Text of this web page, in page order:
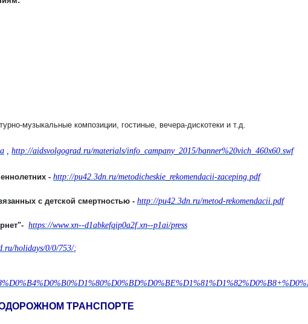
музыкальные композиции, гостиные, вечера-дискотеки и т.д.
, http://aidsvolgograd.ru/materials/info_campany_2015/banner%20vich_460x60.swf
- http://pu42.3dn.ru/metodicheskie_rekomendacii-zaceping.pdf
с детской смертностью - http://pu42.3dn.ru/metod-rekomendacii.pdf
https://www.xn--d1abkefqip0a2f.xn--p1ai/press
holidays/0/0/753/;
ТРАНСПОРТЕ